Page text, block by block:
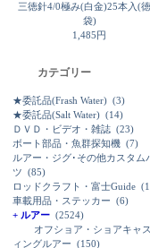
三徳針4/0極み(白金)25本入(
袋)
1,485円
カテゴリー
★委託品(Frash Water) (3)
★委託品(Salt Water) (14)
ＤＶＤ・ビデオ・雑誌 (23)
ボート部品・魚群探知機 (7)
ルアー・ジグ･その他カスタム
ツ (85)
ロッドクラフト・富士Guide
車載用品・ステッカー (6)
+ ルアー (2524)
オフショア・ショアキャ
ィングルアー (150)